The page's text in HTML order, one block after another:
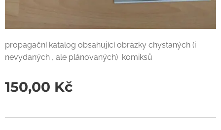
propagační katalog obsahující obrázky chystaných (i
nevydaných , ale plánovaných) komiksů
150,00 Kč